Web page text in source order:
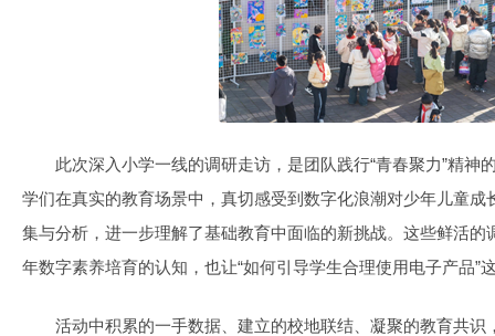
此次深入小学一线的调研走访，是团队践行“青春聚力”精神
学们在真实的教育场景中，真切感受到数字化浪潮对少年儿童
集与分析，进一步理解了基础教育中面临的新挑战。这些鲜活
年数字素养培育的认知，也让“如何引导学生合理使用电子产品”
活动中积累的一手数据、建立的校地联结、凝聚的教育共识